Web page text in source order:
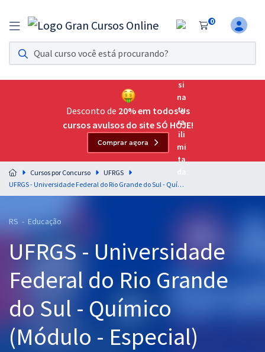
0
Assinatura Ilimitada 11
Acesso a todos os cursos. Teste grátis por 7 dias!
Assinatura OAB Até Passar
Acesso ilimitado a toda preparação para o Exame da
Residências Multiprofissionais
Preparação completa e intensiva para as principais
residências em saúde do Brasil
Cursos 20% OFF
Pós
Graduação
OAB
Desconto de 20% em todos os
cursos avulsos do site SÓ HOJE!
Comprar agora
Cursos por Concurso
UFRGS
UFRGS - Universidade Federal do Rio Grande do Sul - Químico (Módulo - Especial)
RS - Educação
UFRGS - Universidade
Federal do Rio Grande
do Sul - Químico
(Módulo - Especial)